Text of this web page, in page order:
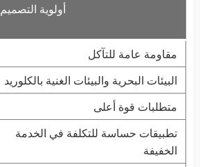
أولوية التصميم
مقاومة عامة للتآكل
البيئات البحرية والبيئات الغنية بالكلوريد
متطلبات قوة أعلى
تطبيقات حساسة للتكلفة في الخدمة
الخفيفة